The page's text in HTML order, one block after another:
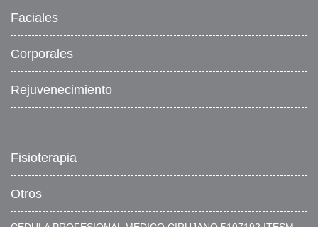
Faciales
Corporales
Rejuvenecimiento
Fisioterapia
Otros